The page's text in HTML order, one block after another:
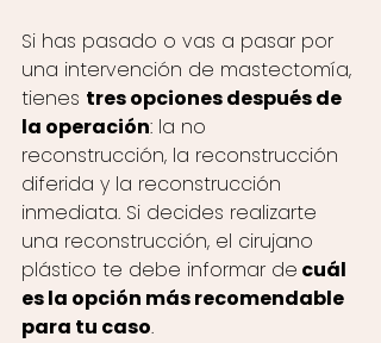
Si has pasado o vas a pasar por
una intervención de mastectomía,
tienes tres opciones después de
la operación: la no
reconstrucción, la reconstrucción
diferida y la reconstrucción
inmediata. Si decides realizarte
una reconstrucción, el cirujano
plástico te debe informar de cuál
es la opción más recomendable
para tu caso.